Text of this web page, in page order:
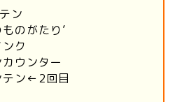
ン
のがたり’
ク
ウンター
テン←2回目